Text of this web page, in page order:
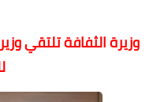
وزيرة الثفافة تلتقي